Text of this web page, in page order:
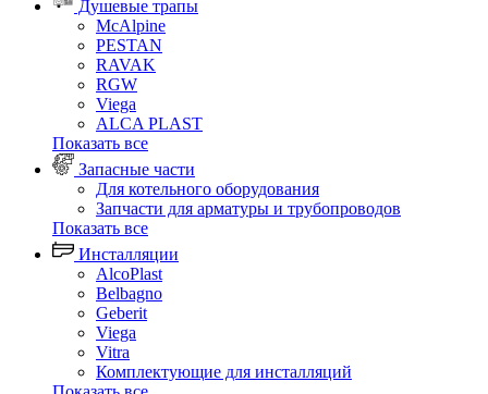
Душевые трапы
McAlpine
PESTAN
RAVAK
RGW
Viega
АLCA PLAST
Показать все
Запасные части
Для котельного оборудования
Запчасти для арматуры и трубопроводов
Показать все
Инсталляции
AlcoPlast
Belbagno
Geberit
Viega
Vitra
Комплектующие для инсталляций